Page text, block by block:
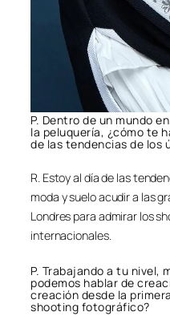
P. Dentro de un mundo
la peluquería, ¿cómo te
de las tendencias de los
R. Estoy al día de las
moda y suelo acudir a las
Londres para admirar los
internacionales.
P. Trabajando a tu nivel,
podemos hablar de
creación desde la
shooting fotográfico?